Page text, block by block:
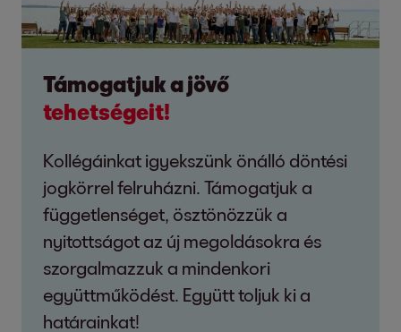
Támogatjuk a jövő
tehetségeit!
Kollégáinkat igyekszünk önálló döntési
jogkörrel felruházni. Támogatjuk a
függetlenséget, ösztönözzük a
nyitottságot az új megoldásokra és
szorgalmazzuk a mindenkori
együttműködést. Együtt toljuk ki a
határainkat!